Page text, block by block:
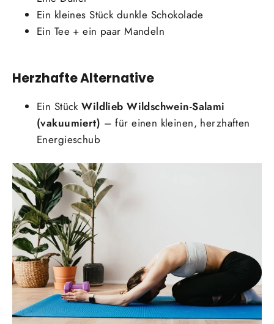
Ein kleines Stück dunkle Schokolade
Ein Tee + ein paar Mandeln
Herzhafte Alternative
Ein StückWildlieb Wildschwein-Salami
(vakuumiert) – für einen kleinen, herzhaften
Energieschub